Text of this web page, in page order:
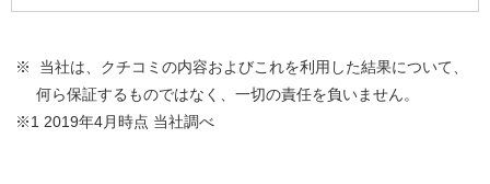
※ 当社は、クチコミの内容およびこれを利用した結果について、
何ら保証するものではなく、一切の責任を負いません。
※1 2019年4月時点 当社調べ